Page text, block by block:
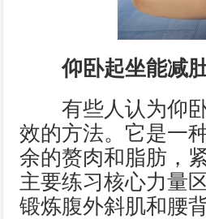
仰卧起坐能减
有些人认为仰卧
效的方法。它是一
余的赘肉和脂肪，
主要练习核心力量
锻炼腹外斜肌和腰